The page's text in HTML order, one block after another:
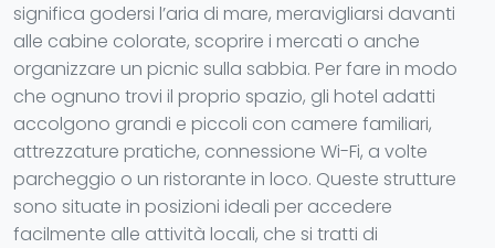
significa godersi l’aria di mare, meravigliarsi davanti
alle cabine colorate, scoprire i mercati o anche
organizzare un picnic sulla sabbia. Per fare in modo
che ognuno trovi il proprio spazio, gli hotel adatti
accolgono grandi e piccoli con camere familiari,
attrezzature pratiche, connessione Wi-Fi, a volte
parcheggio o un ristorante in loco. Queste strutture
sono situate in posizioni ideali per accedere
facilmente alle attività locali, che si tratti di